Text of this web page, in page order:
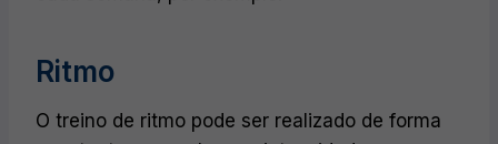
Ritmo
O treino de ritmo pode ser realizado de forma